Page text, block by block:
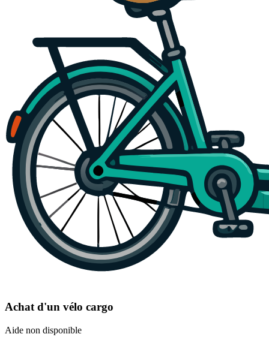
Achat d'un vélo cargo
Aide non disponible